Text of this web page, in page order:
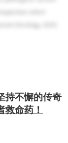
cohort
Oncology, 2025.
持不懈的传奇
救命药！